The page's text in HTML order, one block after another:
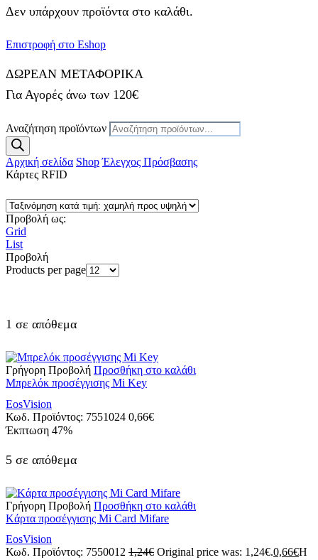
Δεν υπάρχουν προϊόντα στο καλάθι.
Επιστροφή στο Eshop
ΔΩΡΕΑΝ ΜΕΤΑΦΟΡΙΚΑ
Για Αγορές άνω των 120€
Αναζήτηση προϊόντων
Αρχική σελίδα Shop Έλεγχος Πρόσβασης
Κάρτες RFID
Προβολή ως:
Grid
List
Προβολή
Products per page
1 σε απόθεμα
Γρήγορη Προβολή Προσθήκη στο καλάθι
Μπρελόκ προσέγγισης Mi Key
EosVision
Κωδ. Προϊόντος: 7551024 0,66€
Έκπτωση 47%
5 σε απόθεμα
Γρήγορη Προβολή Προσθήκη στο καλάθι
Kάρτα προσέγγισης Mi Card Mifare
EosVision
Κωδ. Προϊόντος: 7550012 1,24€ Original price was: 1,24€.0,66€Η